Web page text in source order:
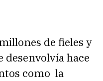
de fieles y
desenvolvía hace
como la